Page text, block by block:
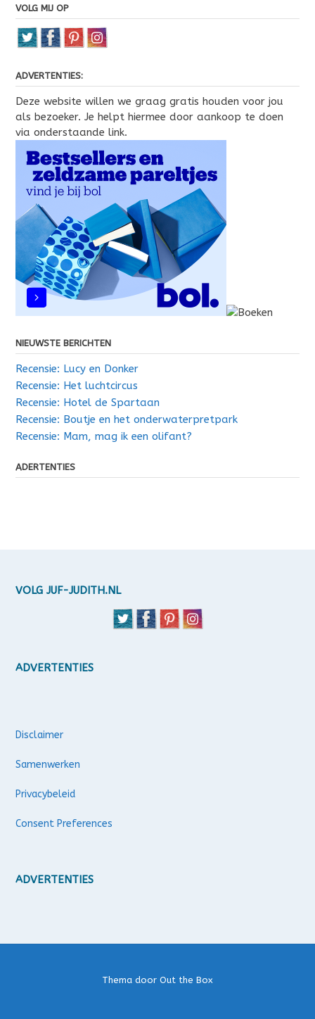
VOLG MIJ OP
ADVERTENTIES:
Deze website willen we graag gratis houden voor jou
als bezoeker. Je helpt hiermee door aankoop te doen
via onderstaande link.
NIEUWSTE BERICHTEN
Recensie: Lucy en Donker
Recensie: Het luchtcircus
Recensie: Hotel de Spartaan
Recensie: Boutje en het onderwaterpretpark
Recensie: Mam, mag ik een olifant?
ADERTENTIES
VOLG JUF-JUDITH.NL
ADVERTENTIES
Disclaimer
Samenwerken
Privacybeleid
Consent Preferences
ADVERTENTIES
Thema door Out the Box